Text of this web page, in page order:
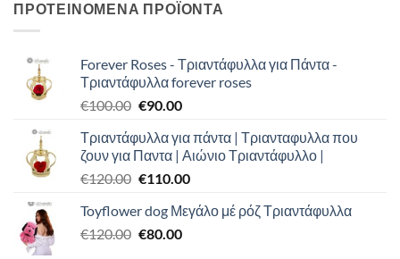
ΠΡΟΤΕΙΝΟΜΕΝΑ ΠΡΟΪΟΝΤΑ
Forever Roses - Τριαντάφυλλα για Πάντα -
Τριαντάφυλλα forever roses
€100.00 Original
was:
€100.00.
€90.00Η
τιμή
είναι:
€90.00.
Τριαντάφυλλα για πάντα | Τριανταφυλλα που
ζουν για Παντα | Αιώνιο Τριαντάφυλλο |
€120.00 Original
was:
€120.00.
€110.00Η
τιμή
Toyflower dog Μεγάλο μέ ρόζ Τριαντάφυλλα
€120.00 Original
€80.00Η